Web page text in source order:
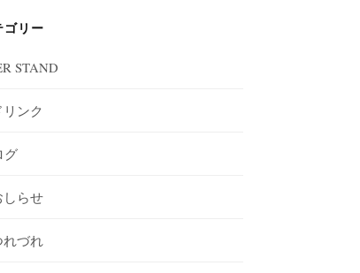
ゴリー
STAND
リンク
グ
しらせ
れづれ